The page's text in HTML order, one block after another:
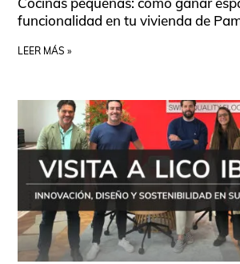
funcionalidad en tu vivienda de
LEER MÁS »